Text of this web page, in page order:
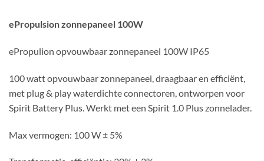
ePropulsion zonnepaneel 100W
ePropulion opvouwbaar zonnepaneel 100W IP65
100 watt opvouwbaar zonnepaneel, draagbaar en efficiënt,
met plug & play waterdichte connectoren, ontworpen voor
Spirit Battery Plus. Werkt met een Spirit 1.0 Plus zonnelader.
Max vermogen: 100 W ± 5%